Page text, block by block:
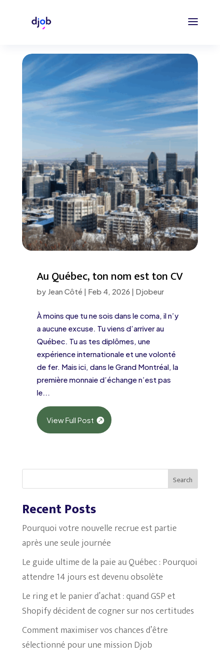
Au Québec, ton nom est ton CV
by Jean Côté | Feb 4, 2026 | Djobeur
À moins que tu ne sois dans le coma, il n’y
a aucune excuse. Tu viens d’arriver au
Québec. Tu as tes diplômes, une
expérience internationale et une volonté
de fer. Mais ici, dans le Grand Montréal, la
première monnaie d’échange n’est pas
le...
View Full Post
Search
Recent Posts
Pourquoi votre nouvelle recrue est partie
après une seule journée
Le guide ultime de la paie au Québec : Pourquoi
attendre 14 jours est devenu obsolète
Le ring et le panier d’achat : quand GSP et
Shopify décident de cogner sur nos certitudes
Comment maximiser vos chances d’être
sélectionné pour une mission Djob